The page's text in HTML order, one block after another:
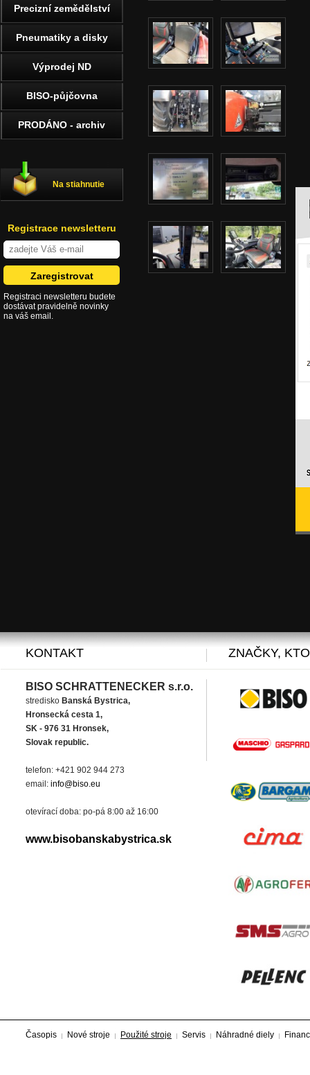
Precizní zemědělství
Pneumatiky a disky
Výprodej ND
BISO-půjčovna
PRODÁNO - archiv
Na stiahnutie
Registrace newsletteru
Registraci newsletteru budete
dostávat pravidelně novinky
na váš email.
KONTAKT
BISO SCHRATTENECKER s.r.o.
stredisko Banská Bystrica,
Hronsecká cesta 1,
SK - 976 31 Hronsek,
Slovak republic.
telefon: +421 902 944 273
email: info@biso.eu
otevírací doba: po-pá 8:00 až 16:00
www.bisobanskabystrica.sk
ZNAČKY,
Časopis Nové stroje Použité stroje Servis Náhradné diely